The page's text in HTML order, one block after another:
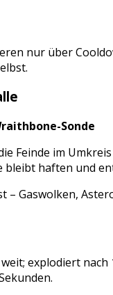
nur über
Sonde
Feinde im
bleibt haften und
– Gaswolken,
explodiert